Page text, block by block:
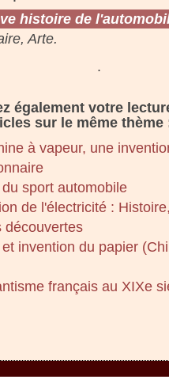
histoire de
Arte.
.
également votre
sur le même thème
à vapeur, une
sport automobile
de l'électricité :
découvertes
invention du papier
français au XIXe